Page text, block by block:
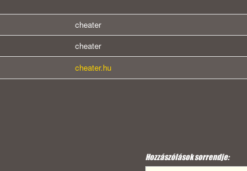
cheater
cheater
cheater.hu
Hozzászólások sorrendje: